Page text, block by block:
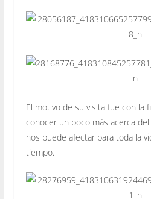
El motivo de su visita fue con la
conocer un poco más acerca
nos puede afectar para toda la
tiempo.